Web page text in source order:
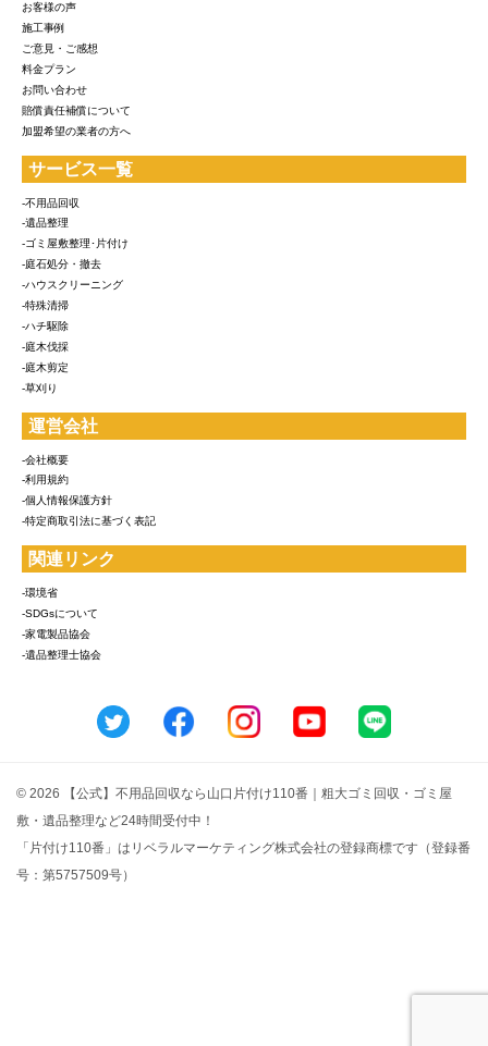
お客様の声
施工事例
ご意見・ご感想
料金プラン
お問い合わせ
賠償責任補償について
加盟希望の業者の方へ
サービス一覧
-不用品回収
-遺品整理
-ゴミ屋敷整理･片付け
-庭石処分・撤去
-ハウスクリーニング
-特殊清掃
-ハチ駆除
-庭木伐採
-庭木剪定
-草刈り
運営会社
-会社概要
-利用規約
-個人情報保護方針
-特定商取引法に基づく表記
関連リンク
-環境省
-SDGsについて
-家電製品協会
-遺品整理士協会
© 2026 【公式】不用品回収なら山口片付け110番｜粗大ゴミ回収・ゴミ屋
敷・遺品整理など24時間受付中！
「片付け110番」はリベラルマーケティング株式会社の登録商標です（登録番
号：第5757509号）